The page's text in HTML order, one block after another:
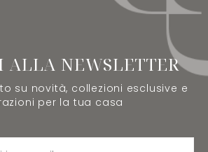
ALLA NEWSLETTER
su novità, collezioni esclusive e
per la tua casa